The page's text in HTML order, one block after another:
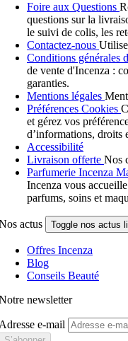
Foire aux Questions
questions sur la
le suivi de colis, les
Contactez-nous
Conditions générales
de vente d'Incenza :
garanties.
Mentions légales
Préférences Cookies
et gérez vos
d’informations, droits
Accessibilité
Livraison offerte Nos
Parfumerie Incenza
Incenza vous
parfums, soins et
actus Toggle nos actus
Offres Incenza
Blog
Conseils Beauté
newsletter
e-mail